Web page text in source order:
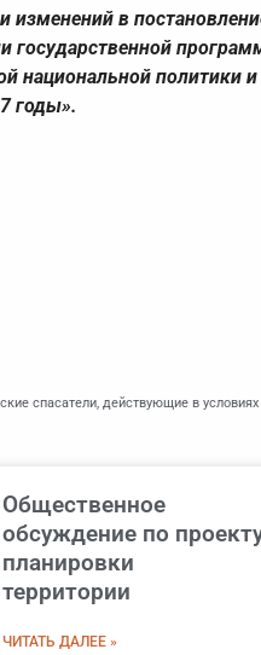
изменений в
государственной
национальной политики и
годы».
Общественное
обсуждение по
планировки
территории
ЧИТАТЬ ДАЛЕЕ »